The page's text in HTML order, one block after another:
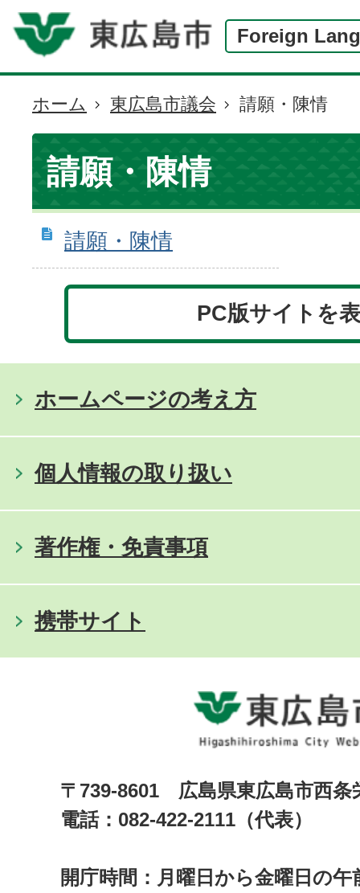
Foreign
現
在
の
位
置
ホーム 東広島市議会 請願・陳情
請願・陳情
請願・陳情
PC版サイトを
ホームページの考え方
個人情報の取り扱い
著作権・免責事項
携帯サイト
〒739-8601 広島県東広島市西
電話：082-422-2111（代表）
開庁時間：月曜日から金曜日の午